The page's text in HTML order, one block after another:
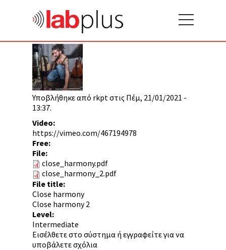
Υποβλήθηκε από rkptστις Πέμ, 21/01/2021 -
13:37.
Video:
https://vimeo.com/467194978
Free:
File:
close_harmony.pdf
close_harmony_2.pdf
File title:
Close harmony
Close harmony 2
Level:
Intermediate
Εισέλθετε στο σύστημα ή εγγραφείτεγια να
υποβάλετε σχόλια